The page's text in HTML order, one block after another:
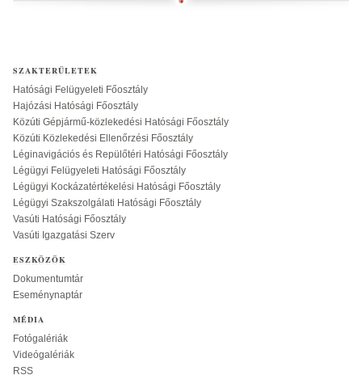
SZAKTERÜLETEK
Hatósági Felügyeleti Főosztály
Hajózási Hatósági Főosztály
Közúti Gépjármű-közlekedési Hatósági Főosztály
Közúti Közlekedési Ellenőrzési Főosztály
Léginavigációs és Repülőtéri Hatósági Főosztály
Légügyi Felügyeleti Hatósági Főosztály
Légügyi Kockázatértékelési Hatósági Főosztály
Légügyi Szakszolgálati Hatósági Főosztály
Vasúti Hatósági Főosztály
Vasúti Igazgatási Szerv
ESZKÖZÖK
Dokumentumtár
Eseménynaptár
MÉDIA
Fotógalériák
Videógalériák
RSS